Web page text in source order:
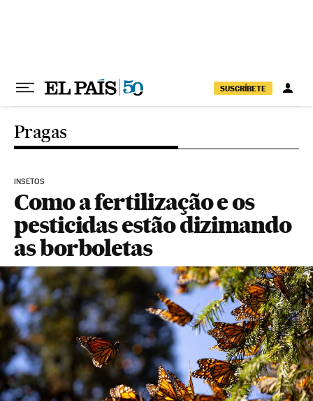
SUSCRÍBETE
Pragas
INSETOS
Como a fertilização e os
pesticidas estão dizimando
as borboletas